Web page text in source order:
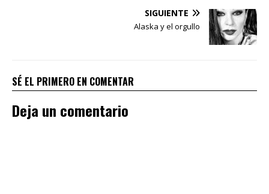
SIGUIENTE
Alaska y el orgullo
SÉ EL PRIMERO EN COMENTAR
Deja un comentario